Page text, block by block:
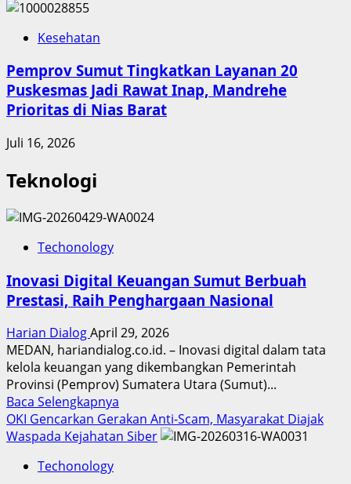
Kesehatan
Pemprov Sumut Tingkatkan Layanan 20
Puskesmas Jadi Rawat Inap, Mandrehe
Prioritas di Nias Barat
Juli 16, 2026
Teknologi
Techonology
Inovasi Digital Keuangan Sumut Berbuah
Prestasi, Raih Penghargaan Nasional
Harian DialogApril 29, 2026
MEDAN, hariandialog.co.id. – Inovasi digital dalam tata
kelola keuangan yang dikembangkan Pemerintah
Provinsi (Pemprov) Sumatera Utara (Sumut)...
Baca Selengkapnya
more
about
OKI Gencarkan Gerakan Anti-Scam, Masyarakat Diajak
Waspada Kejahatan Siber
Techonology